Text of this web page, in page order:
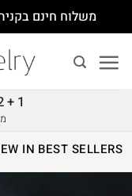
to
content
משלוח חינם
1 + 2 - פריט שלישי בחינם
BEST SELLERS
IN